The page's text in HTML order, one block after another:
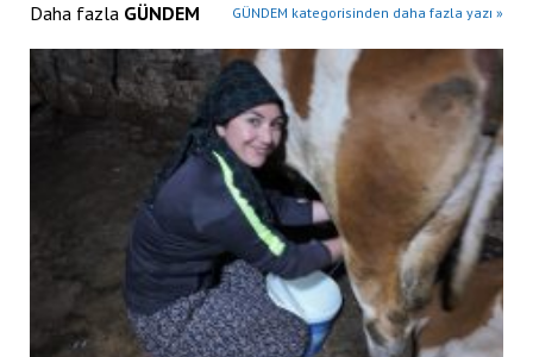
Daha fazla GÜNDEM GÜNDEM kategorisinden daha fazla yazı »